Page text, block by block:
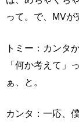
って。で、MV
トミー：カンタ
「何か考えて」
ぁ、と。
カンタ：一応、